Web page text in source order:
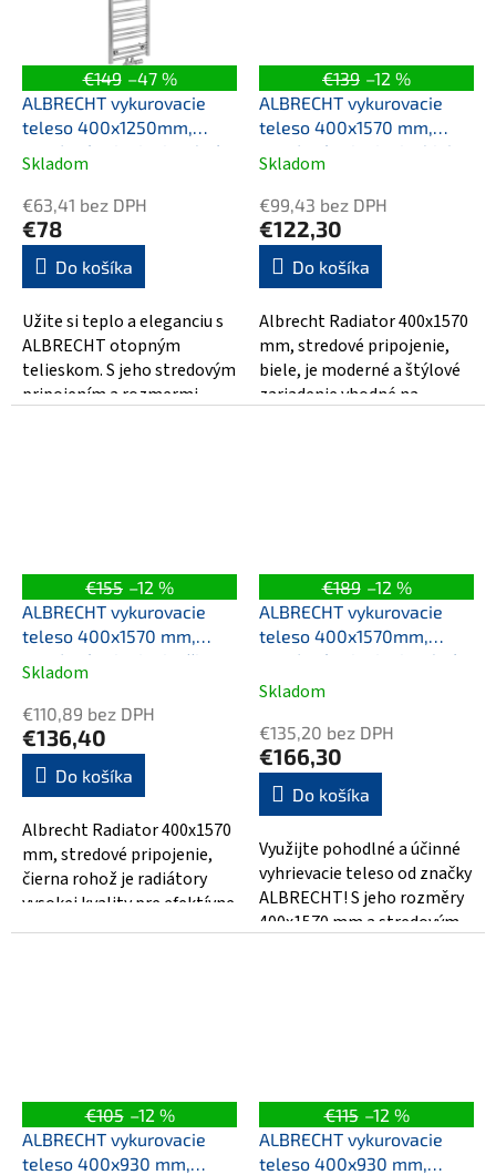
€149 –47 %
ALBRECHT vykurovacie
teleso 400x1250mm,
stredové pripojenie, chróm
Priemerné
hodnotenie
produktu
je
5,0
z
5
hviezdičiek.
Skladom
€63,41 bez DPH
€78
Do košíka
Užite si teplo a eleganciu s
ALBRECHT otopným
telieskom. S jeho stredovým
pripojením a rozmermi
€139 –12 %
ALBRECHT vykurovacie
teleso 400x1570 mm,
stredové pripojenie, biela
Priemerné
hodnotenie
produktu
je
5,0
z
5
hviezdičiek.
Skladom
€99,43 bez DPH
€122,30
Do košíka
Albrecht Radiator 400x1570
mm, stredové pripojenie,
biele, je moderné a štýlové
zariadenie vhodné na
€155 –12 %
ALBRECHT vykurovacie
teleso 400x1570 mm,
stredové pripojenie, čierna
matná
Priemerné
hodnotenie
produktu
je
5,0
z
5
hviezdičiek.
Skladom
€110,89 bez DPH
€136,40
Do košíka
Albrecht Radiator 400x1570
mm, stredové pripojenie,
čierna rohož je radiátory
vysokej kvality pre efektívne
vykurovanie a vykurovanie...
€189 –12 %
ALBRECHT vykurovacie
teleso 400x1570mm,
stredové pripojenie, chróm
Skladom
€135,20 bez DPH
€166,30
Do košíka
Využijte pohodlné a účinné
vyhrievacie teleso od značky
ALBRECHT! S jeho rozměry
400x1570 mm a stredovým
€105 –12 %
ALBRECHT vykurovacie
teleso 400x930 mm,
€115 –12 %
ALBRECHT vykurovacie
teleso 400x930 mm,